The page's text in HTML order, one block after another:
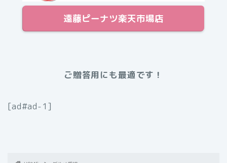
遠藤ピーナツ楽天市場店
ご贈答用にも最適です！
[ad#ad-1]